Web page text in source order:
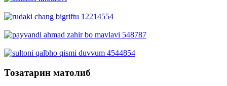
Тозатарин матолиб